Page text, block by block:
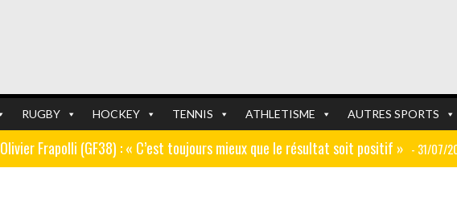
RUGBY HOCKEY TENNIS ATHLETISME AUTRES SPORTS
Olivier Frapolli (GF38) : « C’est toujours mieux que le résultat soit positif » - 31/07/